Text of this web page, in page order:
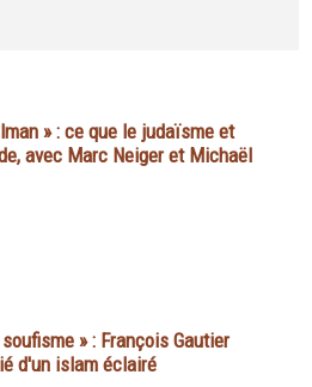
» : ce que le judaïsme et
avec Marc Neiger et Michaël
» : François Gautier
d'un islam éclairé